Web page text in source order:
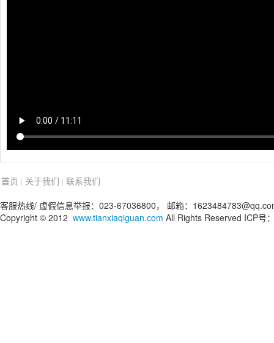
首页 | 关于我们 | 联系我们
客服热线/ 虚假信息举报：023-67036800， 邮箱：
Copyright © 2012 www.tianxiaqiguan.com All Rights Reserved ICP号